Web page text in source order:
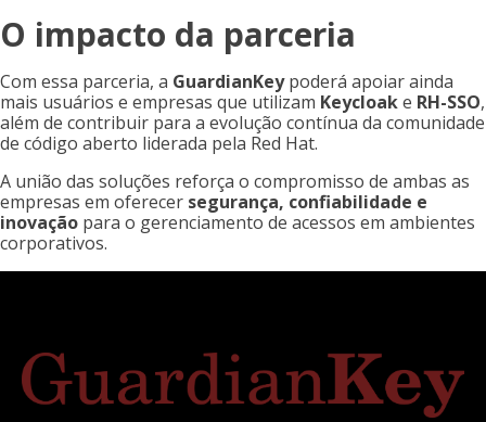
O impacto da parceria
Com essa parceria, a GuardianKeypoderá apoiar ainda
mais usuários e empresas que utilizam Keycloake RH-SSO,
além de contribuir para a evolução contínua da comunidade
de código aberto liderada pela Red Hat.
A união das soluções reforça o compromisso de ambas as
empresas em oferecer segurança, confiabilidade e
inovação para o gerenciamento de acessos em ambientes
corporativos.